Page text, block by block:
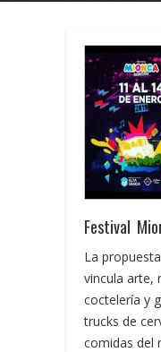
Festival
La
vincula arte,
coctelería y
trucks de
comidas del